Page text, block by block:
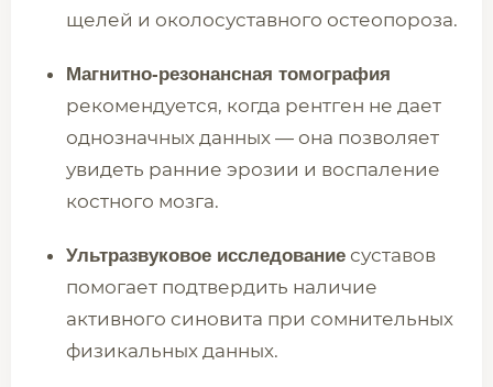
щелей и околосуставного остеопороза.
Магнитно-резонансная томография
рекомендуется, когда рентген не дает
однозначных данных — она позволяет
увидеть ранние эрозии и воспаление
костного мозга.
Ультразвуковое исследование суставов
помогает подтвердить наличие
активного синовита при сомнительных
физикальных данных.